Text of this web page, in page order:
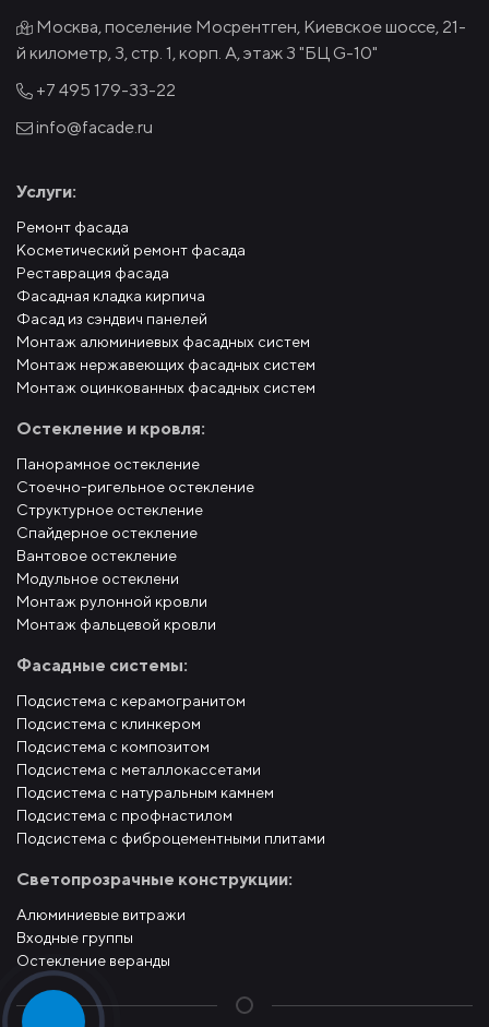
Москва, поселение Мосрентген, Киевское шоссе, 21-
й километр, 3, стр. 1, корп. А, этаж 3 "БЦ G-10"
+7 495 179-33-22
info@facade.ru
Услуги:
Ремонт фасада
Косметический ремонт фасада
Реставрация фасада
Фасадная кладка кирпича
Фасад из сэндвич панелей
Монтаж алюминиевых фасадных систем
Монтаж нержавеющих фасадных систем
Монтаж оцинкованных фасадных систем
Остекление и кровля:
Панорамное остекление
Стоечно-ригельное остекление
Структурное остекление
Спайдерное остекление
Вантовое остекление
Модульное остеклени
Монтаж рулонной кровли
Монтаж фальцевой кровли
Фасадные системы:
Подсистема с керамогранитом
Подсистема с клинкером
Подсистема с композитом
Подсистема с металлокассетами
Подсистема с натуральным камнем
Подсистема с профнастилом
Подсистема с фиброцементными плитами
Светопрозрачные конструкции:
Алюминиевые витражи
Входные группы
Остекление веранды